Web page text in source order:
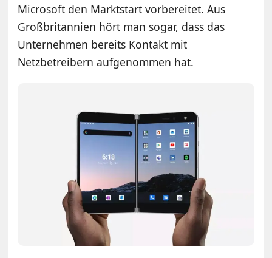
Microsoft den Marktstart vorbereitet. Aus
Großbritannien hört man sogar, dass das
Unternehmen bereits Kontakt mit
Netzbetreibern aufgenommen hat.